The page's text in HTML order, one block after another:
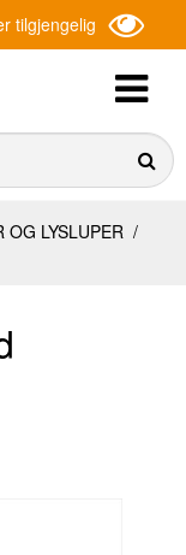
tilgjengelig
OG LYSLUPER /